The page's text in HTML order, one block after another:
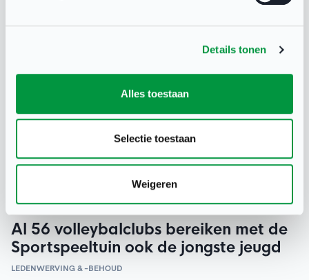
Details tonen
Alles toestaan
Selectie toestaan
Weigeren
Al 56 volleybalclubs bereiken met de
Sportspeeltuin ook de jongste jeugd
LEDENWERVING & –BEHOUD